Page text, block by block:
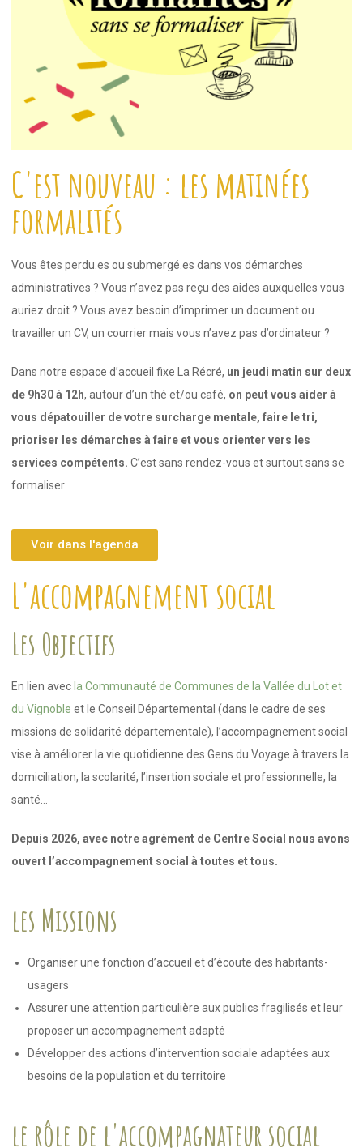
C'est nouveau : les matinées
formalités
Vous êtes perdu.es ou submergé.es dans vos démarches
administratives ? Vous n’avez pas reçu des aides auxquelles vous
auriez droit ? Vous avez besoin d’imprimer un document ou
travailler un CV, un courrier mais vous n’avez pas d’ordinateur ?
Dans notre espace d’accueil fixe La Récré, un jeudi matin sur deux
de 9h30 à 12h, autour d’un thé et/ou café, on peut vous aider à
vous dépatouiller de votre surcharge mentale, faire le tri,
prioriser les démarches à faire et vous orienter vers les
services compétents. C’est sans rendez-vous et surtout sans se
formaliser
Voir dans l'agenda
L'accompagnement social
Les Objectifs
En lien avec la Communauté de Communes de la Vallée du Lot et
du Vignoble et le Conseil Départemental (dans le cadre de ses
missions de solidarité départementale), l’accompagnement social
vise à améliorer la vie quotidienne des Gens du Voyage à travers la
domiciliation, la scolarité, l’insertion sociale et professionnelle, la
santé…
Depuis 2026, avec notre agrément de Centre Social nous avons
ouvert l’accompagnement social à toutes et tous.
les Missions
Organiser une fonction d’accueil et d’écoute des habitants-
usagers
Assurer une attention particulière aux publics fragilisés et leur
proposer un accompagnement adapté
Développer des actions d’intervention sociale adaptées aux
besoins de la population et du territoire
le rôle de l'accompagnateur social